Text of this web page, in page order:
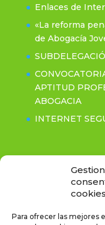
cookies
Para ofrecer las mejores
Enlaces de
«La reforma
de Abogacía
APTITUD
ABOGACIA
INTERNET
Contacto
C/Rastro, 2-3º-
Tel. (+34)
icaavila@icaavila.es